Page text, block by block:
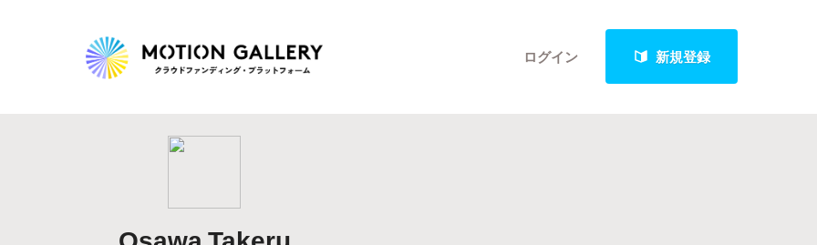
ログイン 新規登録
Highlight